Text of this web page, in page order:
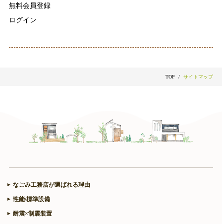
TOP サイトマップ
無料会員登録
ログイン
なごみ工務店が選ばれる理由
性能/標準設備
耐震×制震装置